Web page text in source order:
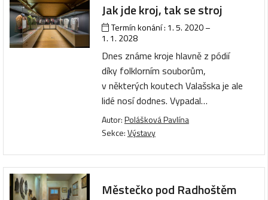
Jak jde kroj, tak se stroj
Termín konání : 1. 5. 2020–
1. 1. 2028
Dnes známe kroje hlavně z pódií
díky folklorním souborům,
v některých koutech Valašska je ale
lidé nosí dodnes. Vypadal…
Autor:Polášková Pavlína
Sekce:Výstavy
Městečko pod Radhoštěm